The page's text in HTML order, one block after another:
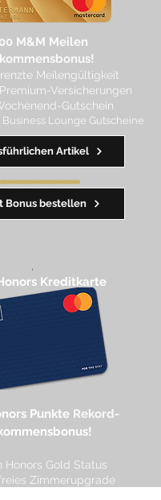
M&M Meilen
Meilengültigkeit
Versicherungen
Gutschein
Lounge Gutscheine
━━━
Bonus bestellen
Artikel
,
Kreditkarte​
Punkte Rekord-
Honors Gold Status
Zimmerupgrade